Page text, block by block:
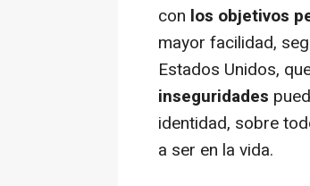
con los objetivos
mayor facilidad,
Estados Unidos,
inseguridades
identidad, sobre
a ser en la vida.